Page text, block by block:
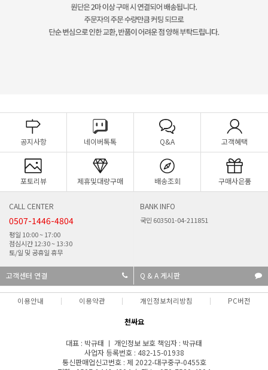
공지사항 네이버톡톡 Q&A 고객혜택
포토리뷰 제휴및대량구매 배송조회 구매사은품
CALL CENTER
0507-1446-4804
평일 10:00 ~ 17:00
점심시간 12:30 ~ 13:30
토/일 및 공휴일 휴무
BANK INFO
국민 603501-04-211851
고객센터 연결 Q & A 게시판
이용안내 이용약관 개인정보처리방침 PC버전
천싸요
대표 : 박규태 ㅣ 개인정보 보호 책임자 : 박규태
사업자 등록번호 : 482-15-01938
통신판매업신고번호 : 제 2022-대구중구-0455호